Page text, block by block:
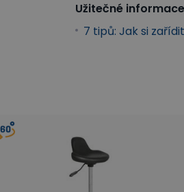
Užitečné informace
7 tipů: Jak si